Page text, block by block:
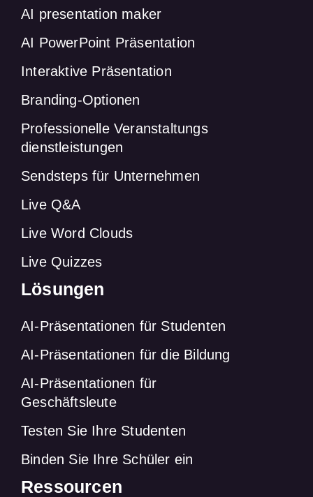
AI presentation maker
AI PowerPoint Präsentation
Interaktive Präsentation
Branding-Optionen
Professionelle Veranstaltungs
dienstleistungen
Sendsteps für Unternehmen
Live Q&A
Live Word Clouds
Live Quizzes
Lösungen
AI-Präsentationen für Studenten
AI-Präsentationen für die Bildung
AI-Präsentationen für
Geschäftsleute
Testen Sie Ihre Studenten
Binden Sie Ihre Schüler ein
Ressourcen